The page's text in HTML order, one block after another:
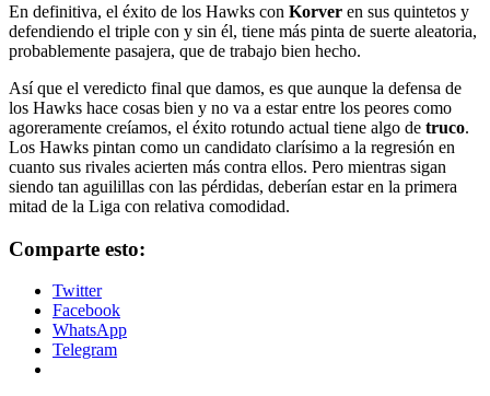
En definitiva, el éxito de los Hawks con Korver en sus quintetos y
defendiendo el triple con y sin él, tiene más pinta de suerte aleatoria,
probablemente pasajera, que de trabajo bien hecho.
Así que el veredicto final que damos, es que aunque la defensa de
los Hawks hace cosas bien y no va a estar entre los peores como
agoreramente creíamos, el éxito rotundo actual tiene algo de truco.
Los Hawks pintan como un candidato clarísimo a la regresión en
cuanto sus rivales acierten más contra ellos. Pero mientras sigan
siendo tan aguilillas con las pérdidas, deberían estar en la primera
mitad de la Liga con relativa comodidad.
Comparte esto:
Twitter
Facebook
WhatsApp
Telegram